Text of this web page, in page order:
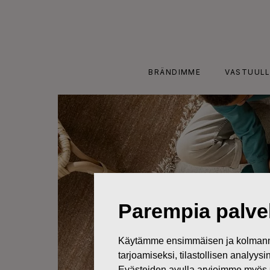
BRÄNDIMME
Parempia
Käytämme ensimmäisen ja
tarjoamiseksi, tilastollisen